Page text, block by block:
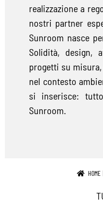
IN
realizzazione a
nostri partner
Sunroom nasce
Solidità, design,
progetti su
nel contesto
si inserisce:
Sunroom.
HOME